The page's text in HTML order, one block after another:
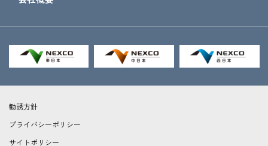
勧誘方針
プライバシーポリシー
サイトポリシー